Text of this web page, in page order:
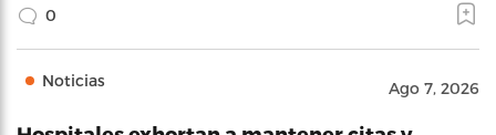
0
Noticias Ago 7, 2026